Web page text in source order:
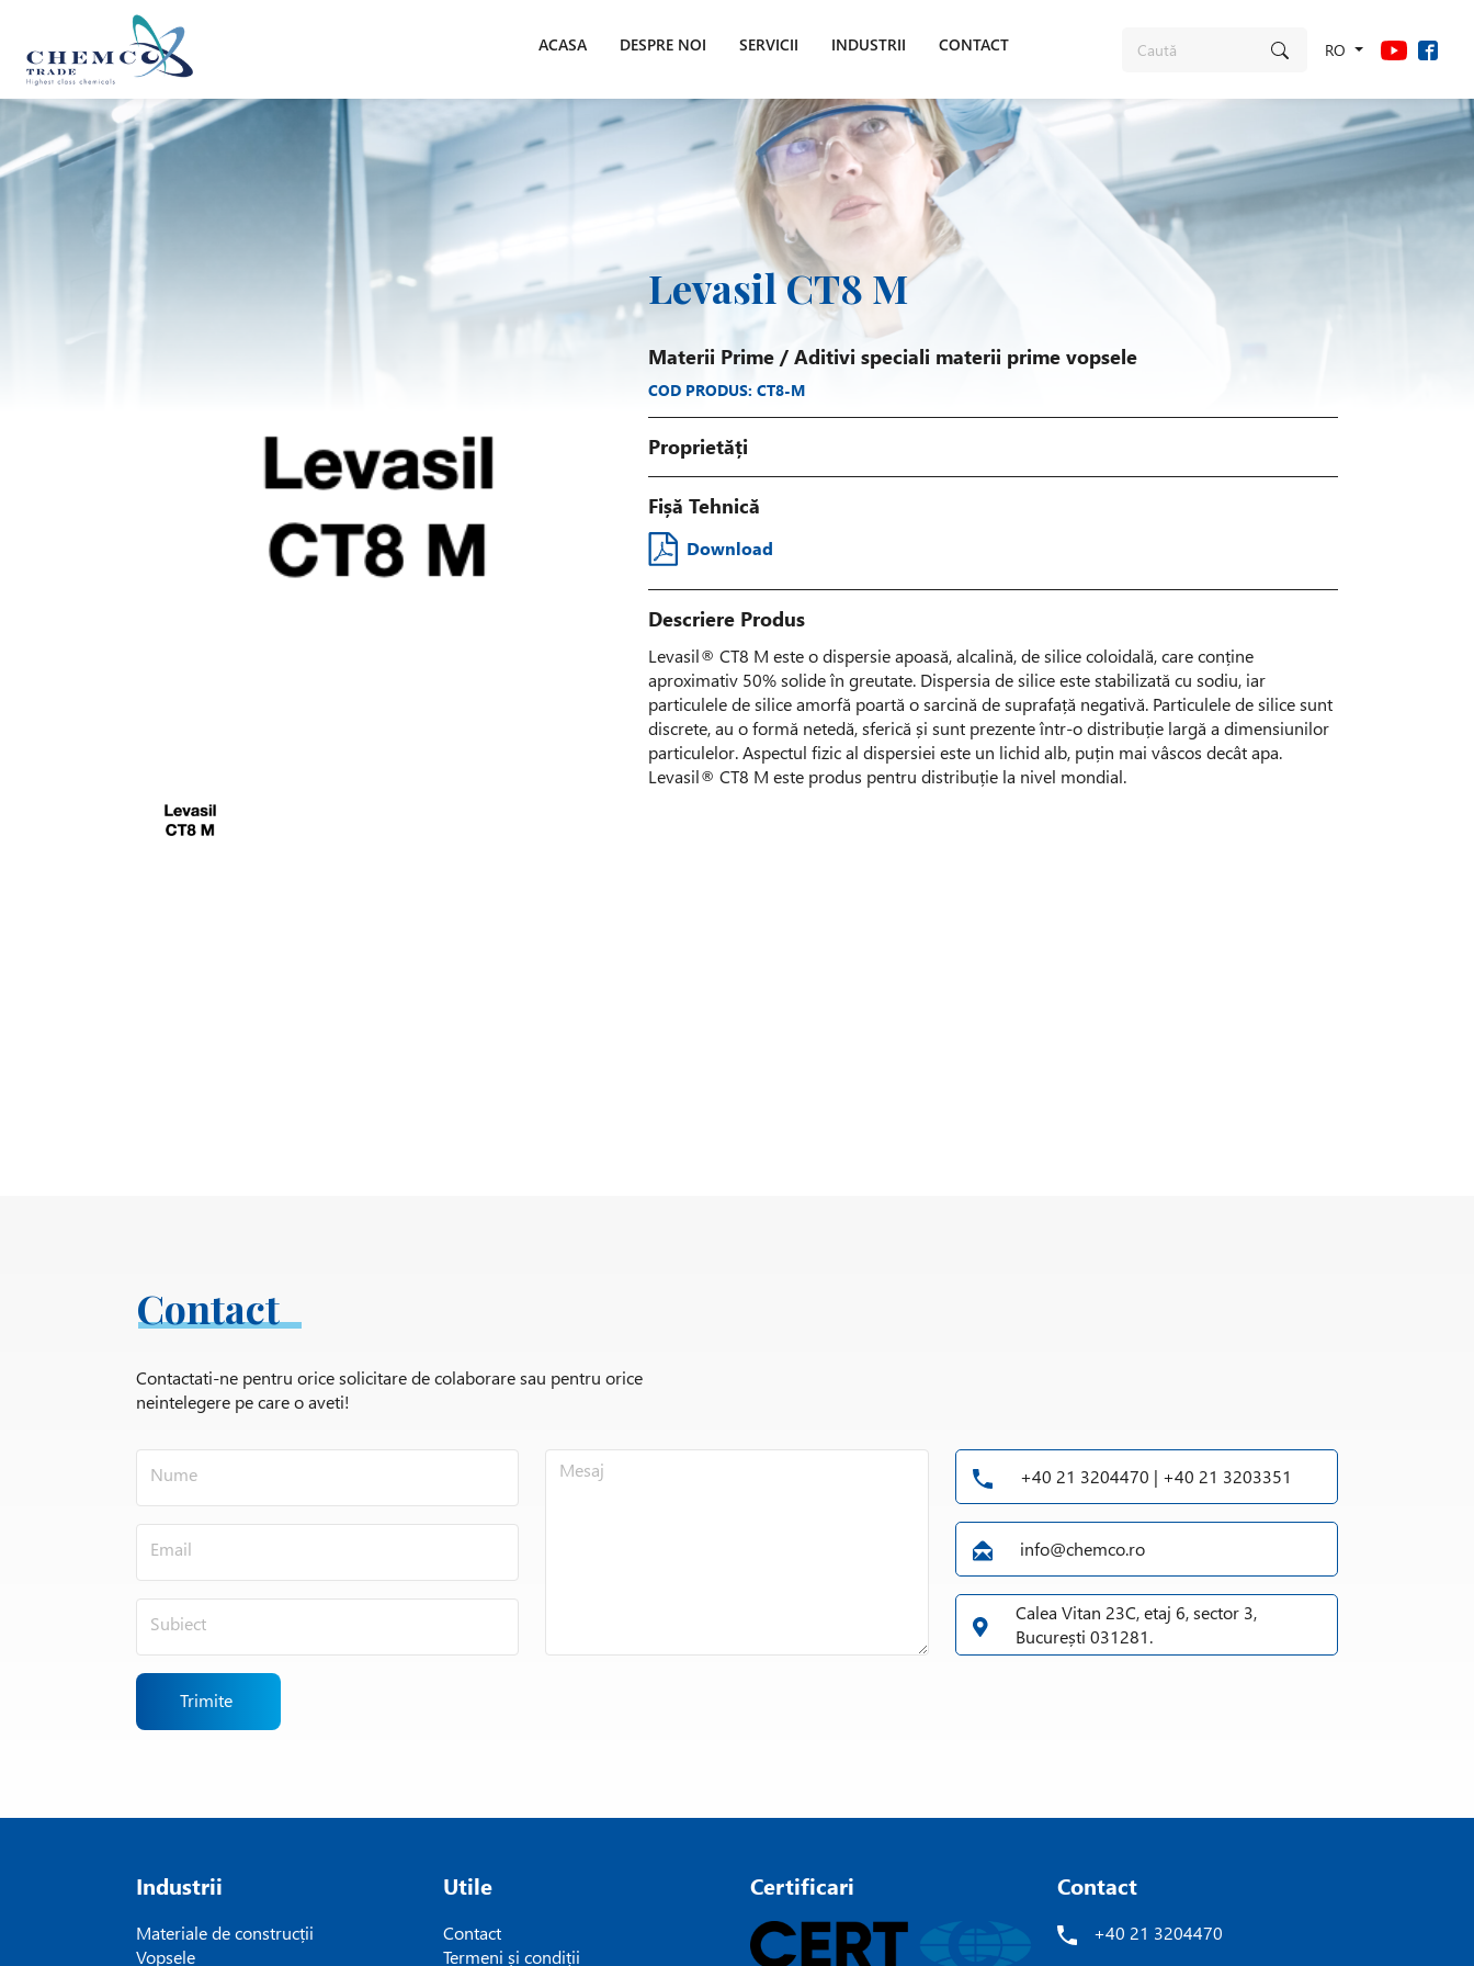
RO
ACASA DESPRE NOI SERVICII INDUSTRII CONTACT
Levasil CT8 M
Materii Prime/ Aditivi speciali materii prime vopsele
COD PRODUS: CT8-M
Proprietăți
Fișă Tehnică
Download
Descriere Produs
Levasil® CT8 M este o dispersie apoasă, alcalină, de silice coloidală, care conține
aproximativ 50% solide în greutate. Dispersia de silice este stabilizată cu sodiu, iar
particulele de silice amorfă poartă o sarcină de suprafață negativă. Particulele de silice sunt
discrete, au o formă netedă, sferică și sunt prezente într-o distribuție largă a dimensiunilor
particulelor. Aspectul fizic al dispersiei este un lichid alb, puțin mai vâscos decât apa.
Levasil® CT8 M este produs pentru distribuție la nivel mondial.
Contact
Contactati-ne pentru orice solicitare de colaborare sau pentru orice
neintelegere pe care o aveti!
Trimite
+40 21 3204470 | +40 21 3203351
info@chemco.ro
Calea Vitan 23C, etaj 6, sector 3,
București 031281.
Industrii
Materiale de construcții
Vopsele
Utile
Contact
Termeni și condiții
Contact
+40 21 3204470
Certificari